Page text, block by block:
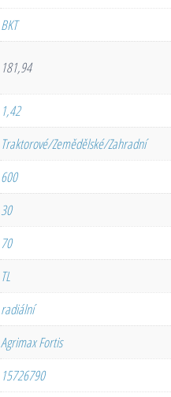
BKT
181,94
1,42
Traktorové/Zemědělské/Zahradní
600
30
70
TL
radiální
Agrimax Fortis
15726790